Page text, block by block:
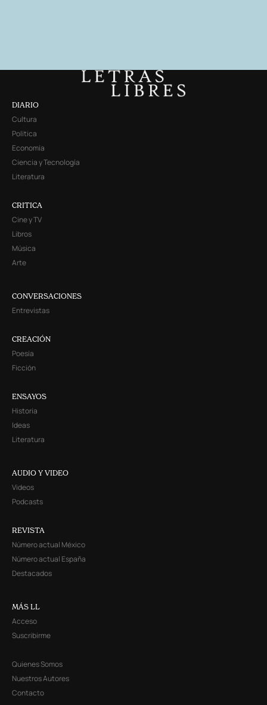
DIARIO
Cultura
Política
Economía
Ciencia y Tecnología
Literatura
CRITICA
Cine y TV
Libros
Música
Arte
CONVERSACIONES
Entrevistas
CREACIÓN
Poesía
Ficción
ENSAYOS
Historia
Ideas
Literatura
AUDIO Y VIDEO
Videos
Podcasts
REVISTA
Número actual México
Número actual España
Destacados
MÁS LL
Acceso
Suscribirme
Quienes Somos
Nuestros Autores
Contacto